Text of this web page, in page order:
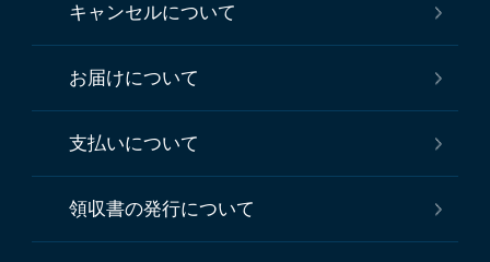
キャンセルについて
お届けについて
支払いについて
領収書の発行について